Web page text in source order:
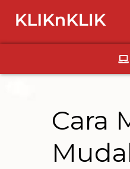
Cara